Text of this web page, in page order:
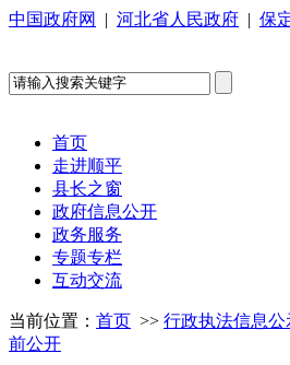
中国政府网 | 河北省人民政府 | 保
首页
走进顺平
县长之窗
政府信息公开
政务服务
专题专栏
互动交流
当前位置： 首页 >> 行政执法信息公
前公开